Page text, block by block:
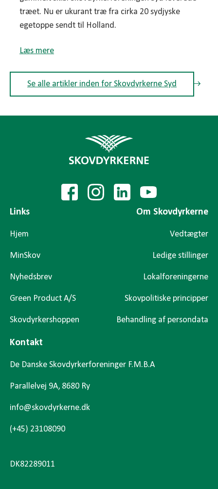
træet. Nu er ukurant træ fra cirka 20 sydjyske
egetoppe sendt til Holland.
Læs mere
Se alle artikler inden for Skovdyrkerne Syd
Links
Hjem
MinSkov
Nyhedsbrev
Green Product A/S
Skovdyrkershoppen
Om Skovdyrkerne
Vedtægter
Ledige stillinger
Lokalforeningerne
Skovpolitiske principper
Behandling af persondata
Kontakt
De Danske Skovdyrkerforeninger F.M.B.A
Parallelvej 9A, 8680 Ry
info@skovdyrkerne.dk
(+45) 23108090
DK82289011